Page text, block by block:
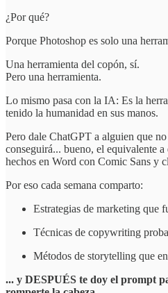
¿Por qué?
Porque Photoshop es solo una
Una herramienta del copón, sí.
Pero una herramienta.
Lo mismo pasa con la IA: Es la
tenido la humanidad en sus manos.
Pero dale ChatGPT a alguien que
conseguirá... bueno, el equivalente a
hechos en Word con Comic Sans y
Por eso cada semana comparto:
Estrategias de marketing que
Técnicas de copywriting
Métodos de storytelling que
... y DESPUÉS te doy el prompt